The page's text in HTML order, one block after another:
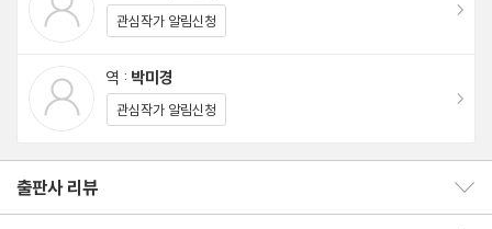
모든 것은 너에게서 시작한다
열린 문으로 들어가다
인생의 의미는 당신의 선물을 찾아 나누는 것
믿음이 보여주는 자리로
죽음이 찾아오는 모습
다 빼앗길 것이다
관심작가 알림신청
역 : 박미경
관심작가 알림신청
출판사 리뷰